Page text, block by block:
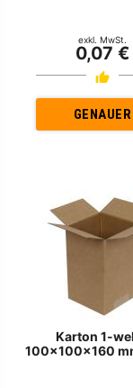
exkl. MwSt.
0,07 €
GENAUER
Karton 1-
100x100x160